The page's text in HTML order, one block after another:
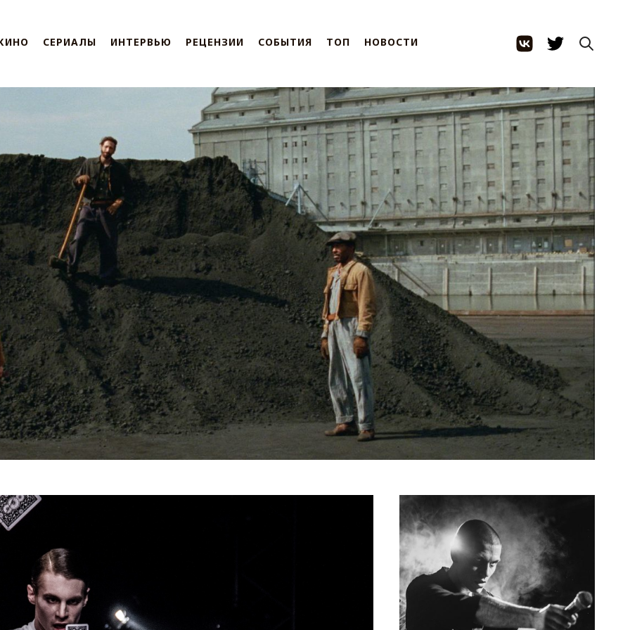
СЕРИАЛЫ ИНТЕРВЬЮ РЕЦЕНЗИИ СОБЫТИЯ ТОП НОВОСТИ